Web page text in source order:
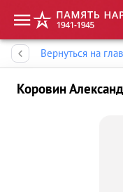
Вернуться на
Коровин
Память народа